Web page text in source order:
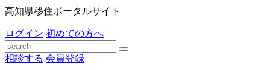
高知県移住ポータルサイト
ログイン 初めての方へ
相談する 会員登録